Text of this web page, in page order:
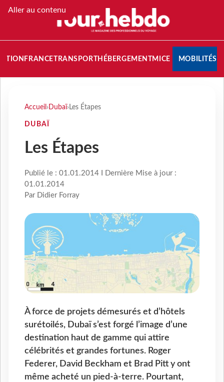
Aller au contenu
FRANCETRANSPORT HÉBERGEMENTMICE MOBILITÉS
Accueil › Dubaï› Les Étapes
DUBAÏ
Les Étapes
Publié le : 01.01.2014 I Dernière Mise à jour :
01.01.2014
Par Didier Forray
À force de projets démesurés et d’hôtels
surétoilés, Dubaï s’est forgé l’image d’une
destination haut de gamme qui attire
célébrités et grandes fortunes. Roger
Federer, David Beckham et Brad Pitt y ont
même acheté un pied-à-terre. Pourtant,